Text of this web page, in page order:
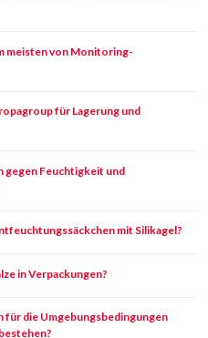
meisten von Monitoring-
für Lagerung und
gegen Feuchtigkeit und
mit Silikagel?
in Verpackungen?
die Umgebungsbedingungen